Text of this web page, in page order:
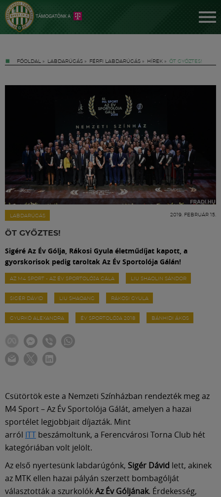
FŐOLDAL » LABDARÚGÁS » FÉRFI LABDARÚGÁS » HÍREK » ÖT GYŐZTES!
LABDARÚGÁS 2019. FEBRUÁR 15.
ÖT GYŐZTES!
Sigéré Az Év Gólja, Rákosi Gyula életműdíjat kapott, a
gyorskorisok pedig taroltak Az Év Sportolója Gálán!
AZ M4 SPORT - AZ ÉV SPORTOLÓJA GÁLA LIU SHAOLIN SÁNDOR
SIGÉR DÁVID LIU SHAOANG RÁKOSI GYULA
GYURKÓ ALEXANDRA ÉV SPORTOLÓJA 2018 BÁNHIDI ÁKOS
Csütörtök este a Nemzeti Színházban rendezték meg az
M4 Sport – Az Év Sportolója Gálát, amelyen a hazai
sportélet legjobbjait díjazták. Mint
arról ITT beszámoltunk, a Ferencvárosi Torna Club hét
kategóriában volt jelölt.
Az első nyertesünk labdarúgónk, Sigér Dávid lett, akinek
az MTK ellen hazai pályán szerzett bombagólját
választották a szurkolókAz Év Góljának. Érdekesség,
FM YouTube +
Hírek
Labdarúgás
Szakosztályok
Klub
Szolgáltatások
Közösség
Múzeum
English